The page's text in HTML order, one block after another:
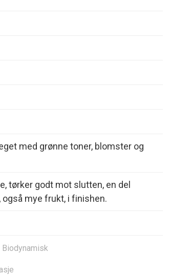
med grønne toner, blomster og
tørker godt mot slutten, en del
også mye frukt, i finishen.
Biodynamisk